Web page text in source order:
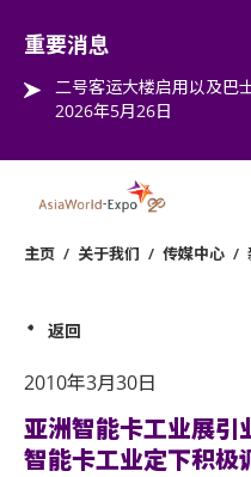
重要消息
二号客运大楼启用以及巴
2026年5月26日
主页 / 关于我们 / 传媒中心 /
返回
2010年3月30日
亚洲智能卡工业展引
智能卡工业定下积极